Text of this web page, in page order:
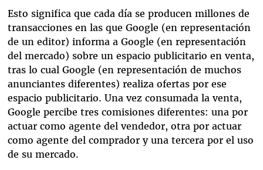
Esto significa que cada día se producen millones de
transacciones en las que Google (en representación
de un editor) informa a Google (en representación
del mercado) sobre un espacio publicitario en venta,
tras lo cual Google (en representación de muchos
anunciantes diferentes) realiza ofertas por ese
espacio publicitario. Una vez consumada la venta,
Google percibe tres comisiones diferentes: una por
actuar como agente del vendedor, otra por actuar
como agente del comprador y una tercera por el uso
de su mercado.